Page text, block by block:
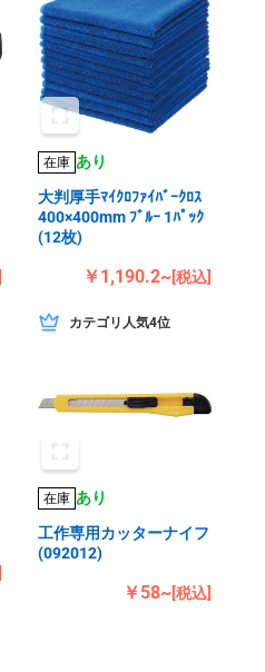
在庫 あり
大判厚手ﾏｲｸﾛﾌｧｲﾊﾞｰｸﾛｽ
400×400mm ﾌﾞﾙｰ 1ﾊﾟｯｸ
(12枚)
￥1,190.2~[税込]
カテゴリ人気4位
在庫 あり
工作専用カッターナイフ
(092012)
￥58~[税込]